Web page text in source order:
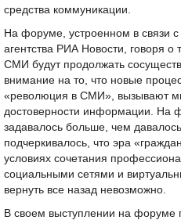
средства коммуникации.
На форуме, устроенном в связи
агентства РИА Новости, говоря
СМИ будут продолжать
внимание на то, что новые
«революция в СМИ», вызывают
достоверности информации. На
задавалось больше, чем
подчеркивалось, что эра
условиях сочетания
социальными сетями и
вернуть все назад невозможно.
В своем выступлении на форуме